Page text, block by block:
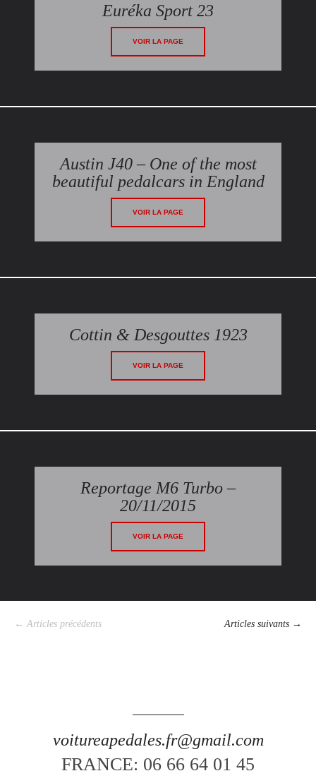
Euréka Sport 23
VOIR LA PAGE
Austin J40 – One of the most
beautiful pedalcars in England
VOIR LA PAGE
Cottin & Desgouttes 1923
VOIR LA PAGE
Reportage M6 Turbo –
20/11/2015
VOIR LA PAGE
← Articles précédents Articles suivants →
voitureapedales.fr@gmail.com
FRANCE: 06 66 64 01 45